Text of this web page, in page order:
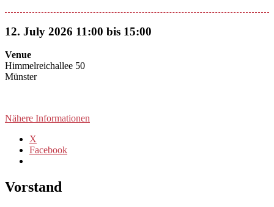
12. July 2026 11:00 bis 15:00
Venue
Himmelreichallee 50
Münster
Nähere Informationen
X
Facebook
Vorstand